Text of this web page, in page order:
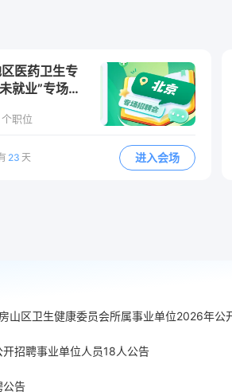
猜你想搜
猜你想搜
猜你想搜
医药卫生专
就业”专场线
个职位
23 天 进入会场
招聘事业单位人员18人公告
公告